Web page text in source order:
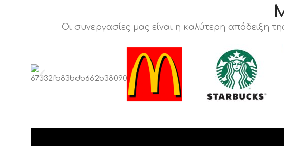
Οι συνεργασίες μας είναι η καλύτερη απόδειξη